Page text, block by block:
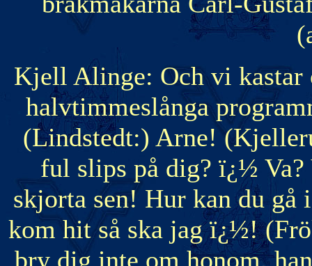
Kjell Alinge: Och vi kastar
halvtimmeslånga
(Lindstedt:) Arne!
ful slips på dig? ï¿½
skjorta sen! Hur kan du
kom hit så ska jag ï¿½!
bry dig inte om honom,